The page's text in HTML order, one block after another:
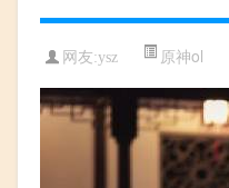
网友:ysz 原神ol